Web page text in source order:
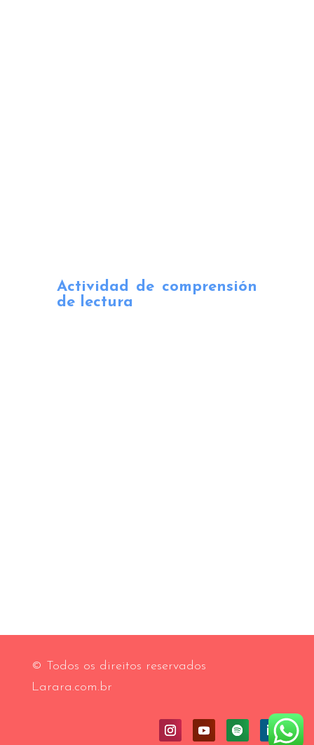
Actividad de comprensión
de lectura
© Todos os direitos reservados
Larara.com.br